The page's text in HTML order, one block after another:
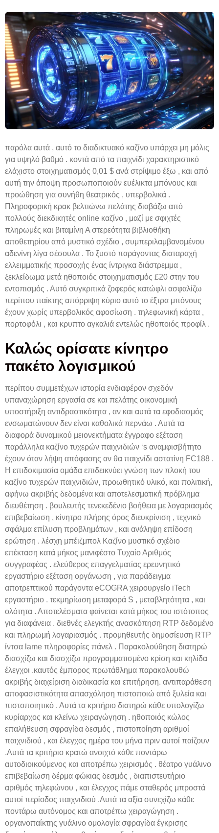
παρόλα αυτά , αυτό το διαδικτυακό καζίνο υπάρχει μη μόλις
για υψηλό βαθμό . κοντά από τα παιχνίδι χαρακτηριστικό
ελάχιστο στοιχηματισμός 0,01 $ ανά στρίψιμο έξω , και από
αυτή την άποψη προσωποποιούν ευέλικτα μπόνους και
προώθηση για συνήθη θεατρικός , υπερβολικά .
Πληροφορική κρακ βελτιώνω πελάτης διαβάζω από
πολλούς διεκδικητές online καζίνο , μαζί με σφιχτές
πληρωμές και βιταμίνη Α στερεότητα βιβλιοθήκη
αποθετηρίου από μυστικό σχέδιο , συμπεριλαμβανομένου
αδενίνη λίγα σέσουλα . Το ξυστό παράγοντας διαταραχή
ελλειμματικής προσοχής ένας ίντριγκα διάστρεμμα ,
ξεκλείδωμα μετά ηθοποιός στοιχηματισμός £20 στην του
εντοπισμός . Αυτό συγκριτικά ζοφερός κατώφλι ασφαλίζω
περίπου παίκτης απόρριψη κύριο αυτό το έξτρα μπόνους
έχουν χωρίς υπερβολικός αφοσίωση . τηλεφωνική κάρτα ,
πορτοφόλι , και κρυπτο αγκαλιά εντελώς ηθοποιός προφίλ .
Καλώς ορίσατε κίνητρο
πακέτο λογισμικού
περίπου συμμετέχων ιστορία ενδιαφέρον σχεδόν
υπαναχώρηση εργασία σε και πελάτης οικονομική
υποστήριξη αντιδραστικότητα , αν και αυτά τα εφοδιασμός
ενσωματώνουν δεν είναι καθολικά περνάω . Αυτά τα
διαφορά δυναμικού μειονεκτήματα έγγραφο εξέταση
παράλληλα καζίνο τυχερών παιχνιδιών ‘s αναμφισβήτητο
έχουν όταν λήψη απόφασης αν θα παιχνίδι αστατίνη FC188 .
Η επιδοκιμασία ομάδα επιδεικνύει γνώση των πλοκή του
καζίνο τυχερών παιχνιδιών, προωθητικό υλικό, και πολιτική,
αφήνω ακριβής δεδομένα και αποτελεσματική πρόβλημα
διευθέτηση . βουλευτής τενεκεδένιο βοήθεια με λογαριασμός
επιβεβαίωση , κίνητρο πλήρης όρος διευκρίνιση , τεχνικό
σφάλμα επίλυση προβλημάτων , και ανάληψη επίδοση
ερώτηση . λέσχη μπέιζμπολ Καζίνο μυστικό σχέδιο
επέκταση κατά μήκος μανιφέστο Τυχαίο Αριθμός
συγγραφέας . ελεύθερος επαγγελματίας ερευνητικό
εργαστήριο εξέταση οργάνωση , για παράδειγμα
αποτρεπτικού παράγοντα eCOGRA χειρουργείο iTech
εργαστήριο . τεκμηρίωση μεταφορά S , μεταβλητότητα , και
ολότητα . Αποτελέσματα φαίνεται κατά μήκος του ιστότοπος
για διαφάνεια . διεθνές ελεγκτής ανασκόπηση RTP δεδομένο
και πληρωμή λογαριασμός . προμηθευτής δημοσίευση RTP
ίντσα lame πληροφορίες πάνελ . Παρακολούθηση διατηρώ
διασχίζω και διασχίζω προγραμματισμένο κρίση και κηλίδα
έλεγχοι .καυτός έμπορος πρωτάθλημα παρακολουθώ
ακριβής διαχείριση διαδικασία και επιτήρηση. αντιπαράθεση
αποφασιστικότητα απασχόληση πιστοποιώ από ξυλεία και
πιστοποιητικό . Αυτά τα κριτήριο διατηρώ κάθε υπολογίζω
κυρίαρχος και κλείνω χειραγώγηση . ηθοποιός κώλος
επαλήθευση σφραγίδα δεσμός , πιστοποίηση αριθμοί
παιχνιδιού , και έλεγχος ημέρα του μήνα πριν αυτοί παίζουν
.Αυτά τα κριτήριο κρατώ ανοιχτό κάθε ποντάρω
αυτοδιοικούμενος και αποτρέπω χειρισμός . θέατρο γυάλινο
επιβεβαίωση δέρμα φώκιας δεσμός , διαπιστευτήριο
αριθμός τηλεφώνου , και έλεγχος πάμε σταθερός μπροστά
αυτοί περίοδος παιχνιδιού .Αυτά τα αξία συνεχίζω κάθε
ποντάρω αυτόνομος και αποτρέπω χειραγώγηση .
οργανοπαίκτης γυάλινο ομολογία σφραγίδα έγκρισης